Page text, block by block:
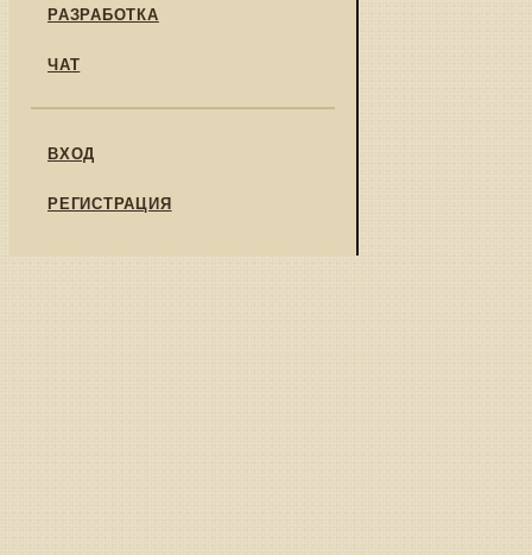
РАЗРАБОТКА
ЧАТ
ВХОД
РЕГИСТРАЦИЯ